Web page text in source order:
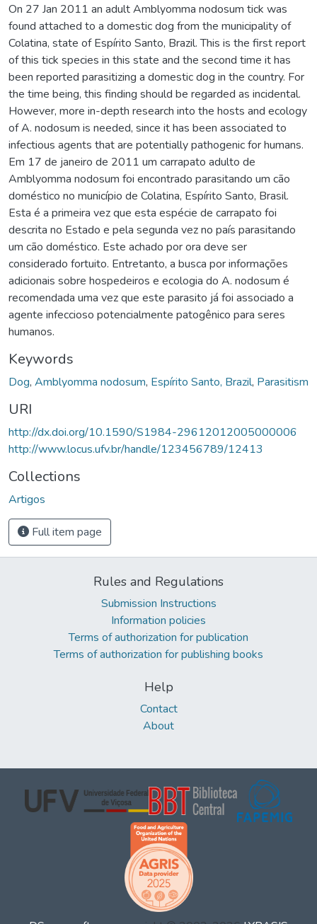
On 27 Jan 2011 an adult Amblyomma nodosum tick was
found attached to a domestic dog from the municipality of
Colatina, state of Espírito Santo, Brazil. This is the first report
of this tick species in this state and the second time it has
been reported parasitizing a domestic dog in the country. For
the time being, this finding should be regarded as incidental.
However, more in-depth research into the hosts and ecology
of A. nodosum is needed, since it has been associated to
infectious agents that are potentially pathogenic for humans.
Em 17 de janeiro de 2011 um carrapato adulto de
Amblyomma nodosum foi encontrado parasitando um cão
doméstico no município de Colatina, Espírito Santo, Brasil.
Esta é a primeira vez que esta espécie de carrapato foi
descrita no Estado e pela segunda vez no país parasitando
um cão doméstico. Este achado por ora deve ser
considerado fortuito. Entretanto, a busca por informações
adicionais sobre hospedeiros e ecologia do A. nodosum é
recomendada uma vez que este parasito já foi associado a
agente infeccioso potencialmente patogênico para seres
humanos.
Keywords
Dog, Amblyomma nodosum, Espírito Santo, Brazil, Parasitism
URI
http://dx.doi.org/10.1590/S1984-29612012005000006
http://www.locus.ufv.br/handle/123456789/12413
Collections
Artigos
Full item page
Rules and Regulations
Submission Instructions
Information policies
Terms of authorization for publication
Terms of authorization for publishing books
Help
Contact
About